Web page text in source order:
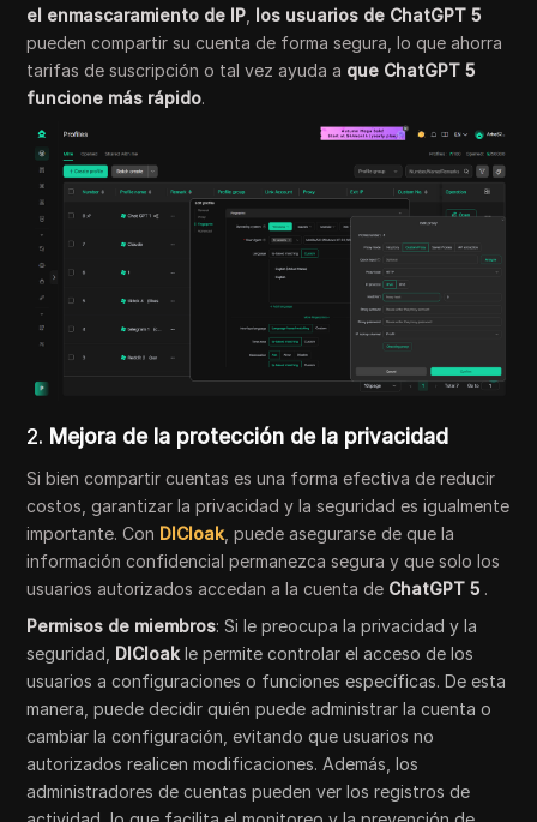
el enmascaramiento de IP los usuarios de ChatGPT 5
pueden compartir su cuenta de forma segura, lo que ahorra
tarifas de suscripción o tal vez ayuda a que ChatGPT 5
funcione más rápido.
2. Mejora de la protección de la privacidad
Si bien compartir cuentas es una forma efectiva de reducir
costos, garantizar la privacidad y la seguridad es igualmente
importante. Con DICloak, puede asegurarse de que la
información confidencial permanezca segura y que solo los
usuarios autorizados accedan a la cuenta de ChatGPT 5 .
Permisos de miembros: Si le preocupa la privacidad y la
seguridad, DICloakle permite controlar el acceso de los
usuarios a configuraciones o funciones específicas. De esta
manera, puede decidir quién puede administrar la cuenta o
cambiar la configuración, evitando que usuarios no
autorizados realicen modificaciones. Además, los
administradores de cuentas pueden ver los registros de